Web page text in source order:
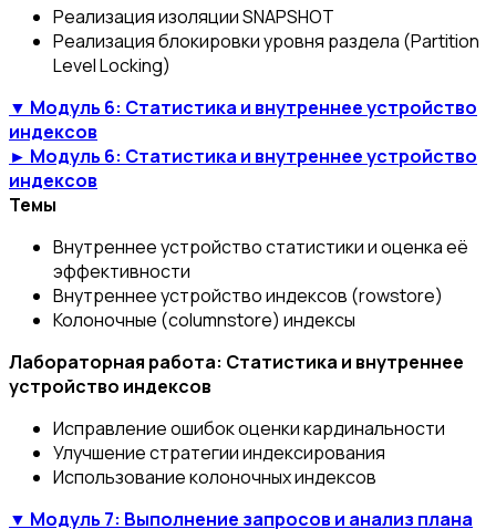
Реализация изоляции SNAPSHOT
Реализация блокировки уровня раздела (Partition
Level Locking)
▼ Модуль 6: Статистика и внутреннее устройство
индексов
► Модуль 6: Статистика и внутреннее устройство
индексов
Темы
Внутреннее устройство статистики и оценка её
эффективности
Внутреннее устройство индексов (rowstore)
Колоночные (columnstore) индексы
Лабораторная работа: Статистика и внутреннее
устройство индексов
Исправление ошибок оценки кардинальности
Улучшение стратегии индексирования
Использование колоночных индексов
▼ Модуль 7: Выполнение запросов и анализ плана